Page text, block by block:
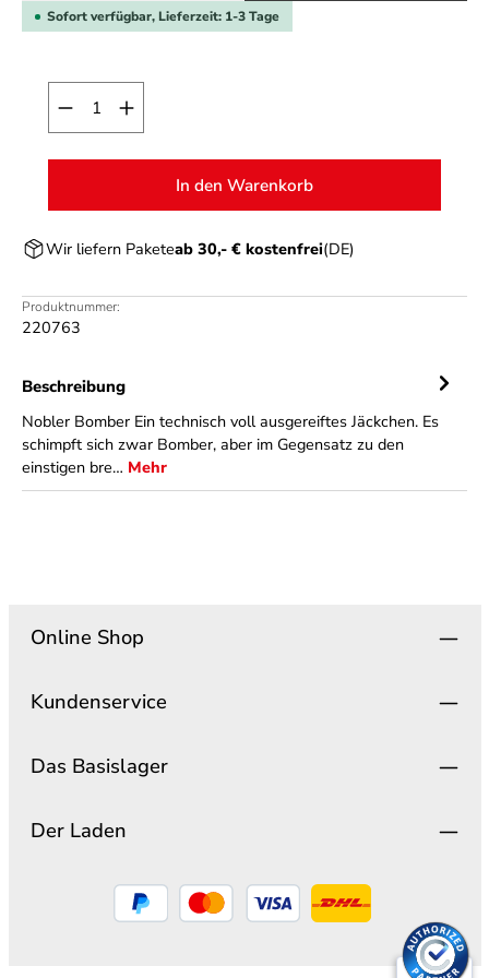
Sofort verfügbar, Lieferzeit: 1-3 Tage
Produkt Anzahl: Gib den gewünschten Wert
In den Warenkorb
Wir liefern Paketeab 30,- € kostenfrei(DE)
Produktnummer:
220763
Beschreibung
Nobler Bomber Ein technisch voll ausgereiftes Jäckchen. Es
schimpft sich zwar Bomber, aber im Gegensatz zu den
einstigen bre… Mehr
Online Shop
Kundenservice
Das Basislager
Der Laden